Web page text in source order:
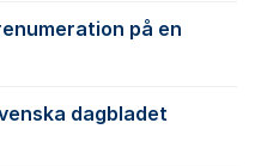
på en
dagbladet